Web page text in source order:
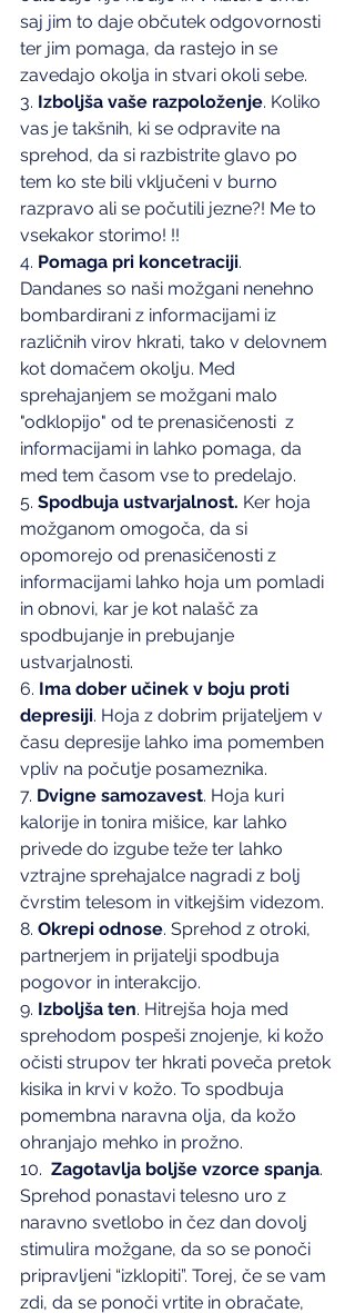
saj jim to daje občutek odgovornosti
ter jim pomaga, da rastejo in se
zavedajo okolja in stvari okoli sebe.
3. Izboljša vaše razpoloženje. Koliko
vas je takšnih, ki se odpravite na
sprehod, da si razbistrite glavo po
tem ko ste bili vključeni v burno
razpravo ali se počutili jezne?! Me to
vsekakor storimo! !!
4. Pomaga pri koncetraciji.
Dandanes so naši možgani nenehno
bombardirani z informacijami iz
različnih virov hkrati, tako v delovnem
kot domačem okolju. Med
sprehajanjem se možgani malo
"odklopijo" od te prenasičenosti  z
informacijami in lahko pomaga, da
med tem časom vse to predelajo.
5. Spodbuja ustvarjalnost. Ker hoja
možganom omogoča, da si
opomorejo od prenasičenosti z
informacijami lahko hoja um pomladi
in obnovi, kar je kot nalašč za
spodbujanje in prebujanje
ustvarjalnosti.
6. Ima dober učinek v boju proti
depresiji. Hoja z dobrim prijateljem v
času depresije lahko ima pomemben
vpliv na počutje posameznika.
7. Dvigne samozavest. Hoja kuri
kalorije in tonira mišice, kar lahko
privede do izgube teže ter lahko
vztrajne sprehajalce nagradi z bolj
čvrstim telesom in vitkejšim videzom.
8. Okrepi odnose. Sprehod z otroki,
partnerjem in prijatelji spodbuja
pogovor in interakcijo.
9. Izboljša ten. Hitrejša hoja med
sprehodom pospeši znojenje, ki kožo
očisti strupov ter hkrati poveča pretok
kisika in krvi v kožo. To spodbuja
pomembna naravna olja, da kožo
ohranjajo mehko in prožno.
10. Zagotavlja boljše vzorce spanja.
Sprehod ponastavi telesno uro z
naravno svetlobo in čez dan dovolj
stimulira možgane, da so se ponoči
pripravljeni “izklopiti”. Torej, če se vam
zdi, da se ponoči vrtite in obračate,